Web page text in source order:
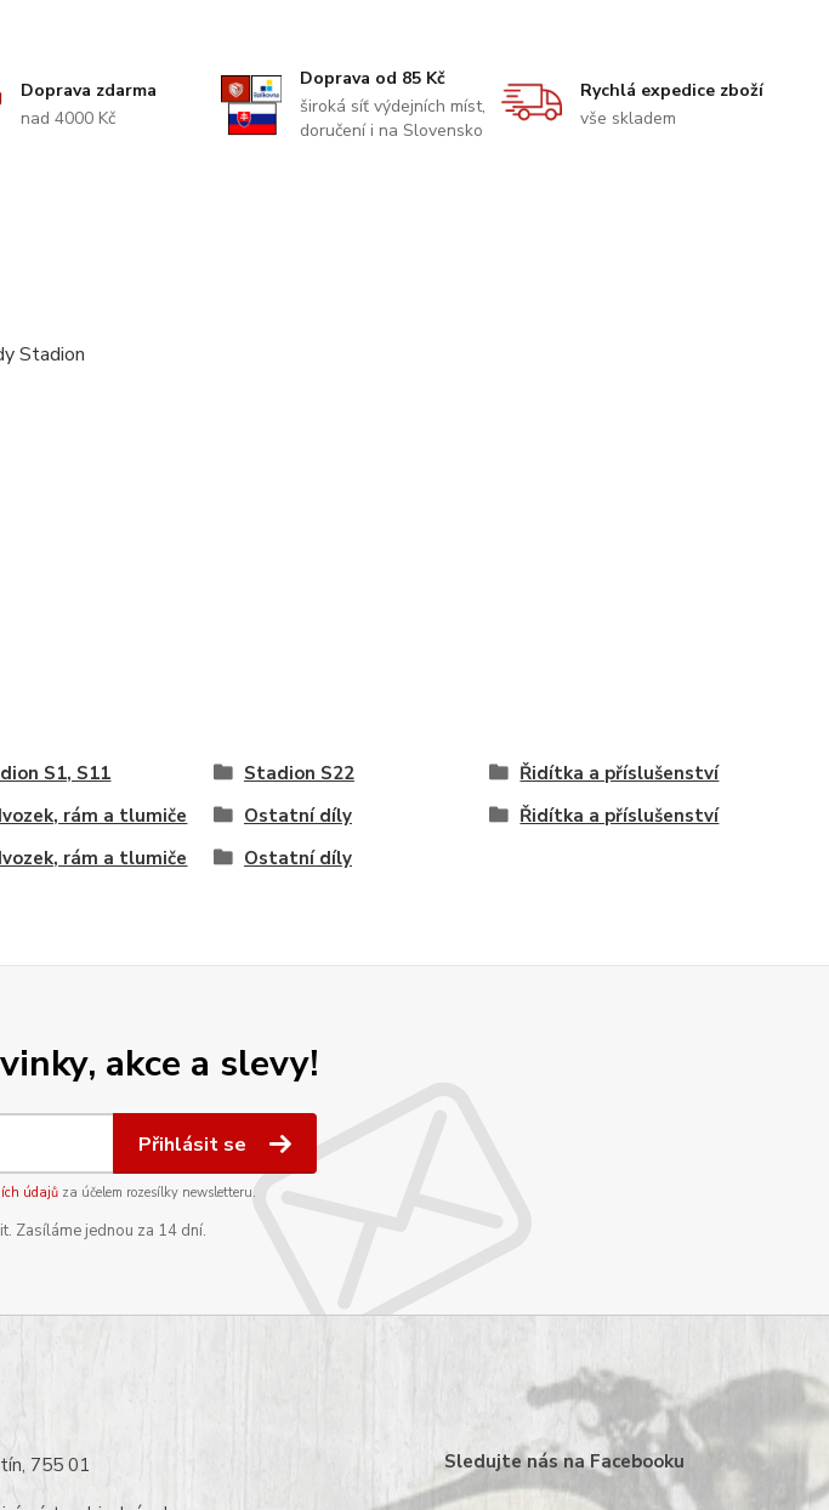
Doprava zdarma
nad 4000 Kč
Doprava od 85 Kč
široká síť výdejních míst,
doručení i na Slovensko
Rychlá expedice zboží
vše skladem
Stadion
S1, S11 Stadion S22
Řidítka a příslušenství
rám a tlumiče Ostatní díly
Řidítka a příslušenství
rám a tlumiče Ostatní díly
akce a slevy!
Přihlásit se
údajůza účelem rozesílky newsletteru.
Zasíláme jednou za 14 dní.
755 01
Sledujte nás na Facebooku